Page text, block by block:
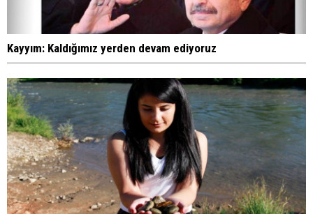
Kayyım: Kaldığımız yerden devam ediyoruz